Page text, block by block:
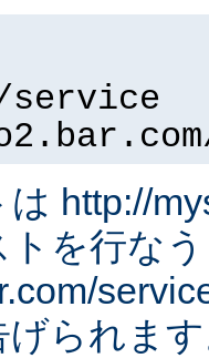
http://
を行な
られま